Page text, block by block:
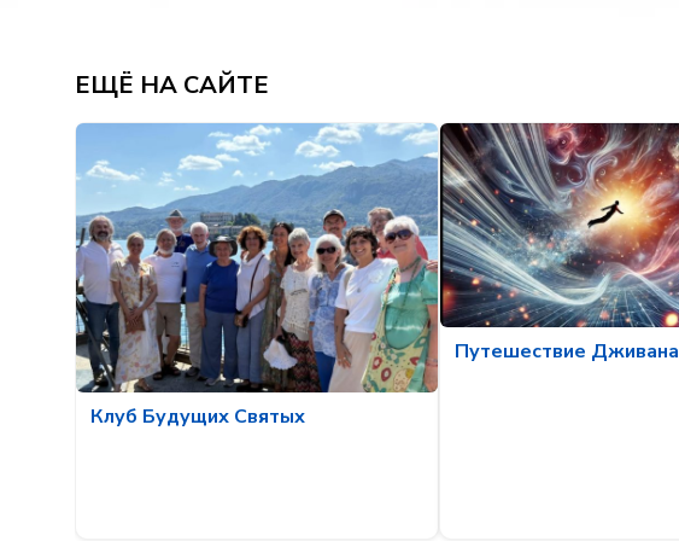
ЕЩЁ НА САЙТЕ
Клуб Будущих Святых
Путешествие Дживана